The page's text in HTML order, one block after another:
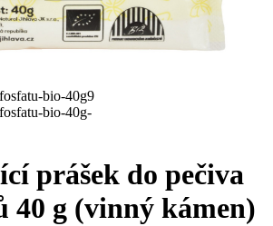
prášek do pečiva
40 g (vinný kámen)